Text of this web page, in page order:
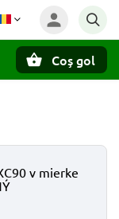
Coş gol
v mierke